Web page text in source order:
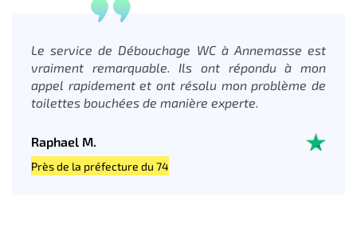
Le service de Débouchage WC à Annemasse est
vraiment remarquable. Ils ont répondu à mon
appel rapidement et ont résolu mon problème de
toilettes bouchées de manière experte.
Raphael M.
Près de la préfecture du 74